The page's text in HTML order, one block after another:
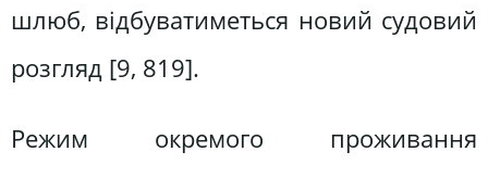
шлюб, відбуватиметься новий судовий
розгляд [9, 819].
Режим окремого проживання